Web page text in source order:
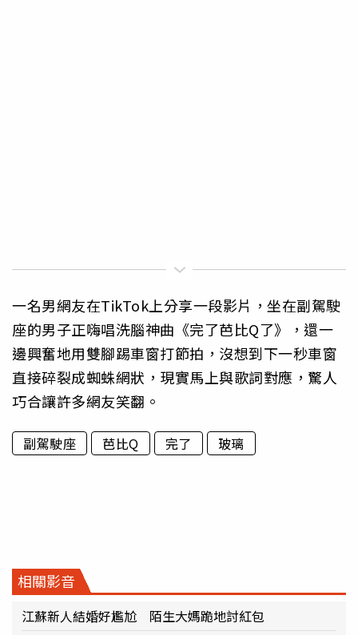
一名男網友在TikTok上分享一段影片，坐在副駕駛
座的男子正嗨唱洗腦神曲《完了芭比Q了》，還一
邊興奮地用雙腳踢車窗打節拍，沒想到下一秒車窗
直接碎裂成蜘蛛網狀，現實馬上與歌詞對應，驚人
巧合讓許多網友笑翻。
副駕駛座 芭比Q 完了 玻璃
相關影音
江蘇新人結婚好尷尬 陌生大媽跪地討紅包